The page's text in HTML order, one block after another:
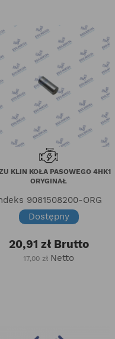
KLIN KOŁA PASOWEGO 4HK1
ORYGINAŁ
9081508200-ORG
Dostępny
20,91 złBrutto
17,00 zł Netto